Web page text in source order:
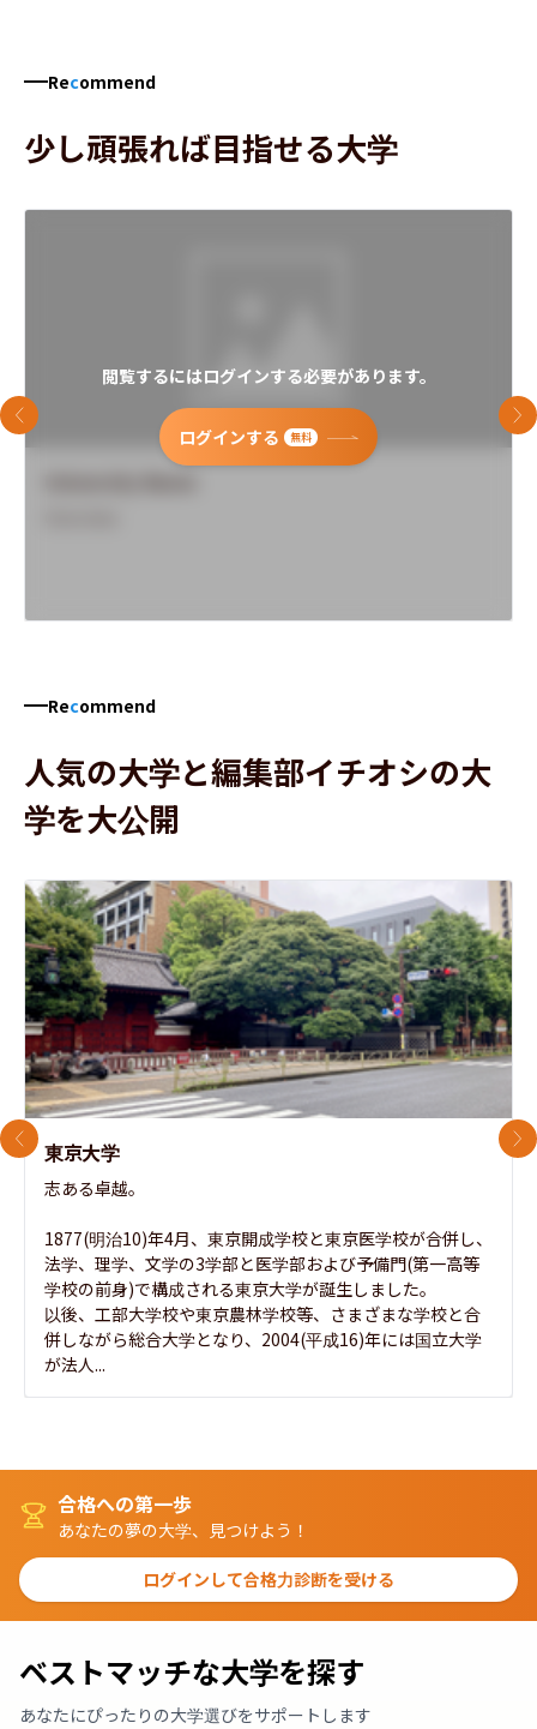
Recommend
少し頑張れば目指せる大学
閲覧するにはログインする必要があります。
ログインする 無料
前のスライド 次
Recommend
人気の大学と編集部イチオシの大
学を大公開
東京大学
志ある卓越。
1877(明治10)年4月、東京開成学校と東京医学校が合併し、
法学、理学、文学の3学部と医学部および予備門(第一高等
学校の前身)で構成される東京大学が誕生しました。
以後、工部大学校や東京農林学校等、さまざまな学校と合
併しながら総合大学となり、2004(平成16)年には国立大学
が法人...
前のスライド 次
合格への第一歩
あなたの夢の大学、見つけよう！
ログインして合格力診断を受ける
ベストマッチな大学を探す
あなたにぴったりの大学選びをサポートします